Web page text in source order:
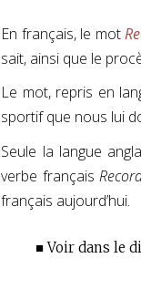
En français, le mot
sait, ainsi que le
Le mot, repris en
sportif que nous lui
Seule la langue
verbe français
français aujourd’hui.
■ Voir dans le